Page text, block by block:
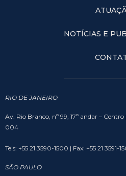
NOTÍCIAS E
RIO DE JANEIRO
Av. Rio Branco, nº 99, 17º andar –
004
Tels: +55 21 3590-1500 | Fax: +55 21 3591-
SÃO PAULO